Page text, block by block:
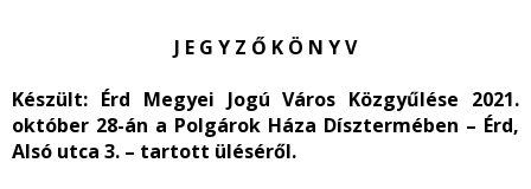
J E G Y Z Ő K Ö N Y V
Készült: Érd Megyei Jogú Város Közgyűlése 2021.
október 28-án a Polgárok Háza Dísztermében – Érd,
Alsó utca 3. – tartott üléséről.